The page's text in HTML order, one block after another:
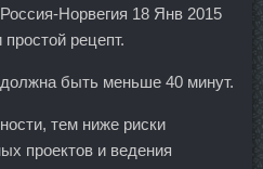
Норвегия 18 Янв 2015
рецепт.
быть меньше 40 минут.
тем ниже риски
проектов и ведения